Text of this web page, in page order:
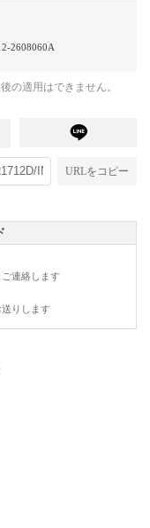
2608060A
の適用はできません。
URLをコピー
連絡します
りします